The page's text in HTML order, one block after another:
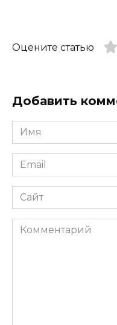
Оцените статью
Добавить
Имя
*
Email
*
Сайт
Комментарий